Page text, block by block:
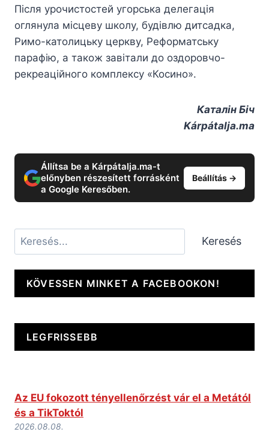
Після урочистостей угорська делегація
оглянула місцеву школу, будівлю дитсадка,
Римо-католицьку церкву, Реформатську
парафію, а також завітали до оздоровчо-
рекреаційного комплексу «Косино».
Каталін Біч
Kárpátalja.ma
Állítsa be a Kárpátalja.ma-t
előnyben részesített forrásként
a Google Keresőben.
Beállítás →
Keresés Keresés
KÖVESSEN MINKET A FACEBOOKON!
LEGFRISSEBB
Az EU fokozott tényellenőrzést vár el a Metától
és a TikToktól
2026.08.08.